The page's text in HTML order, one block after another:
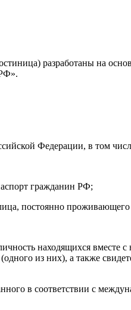
разработаны на
Федерации, в том
гражданин РФ;
постоянно
находящихся вместе
из них), а также
в соответствии с